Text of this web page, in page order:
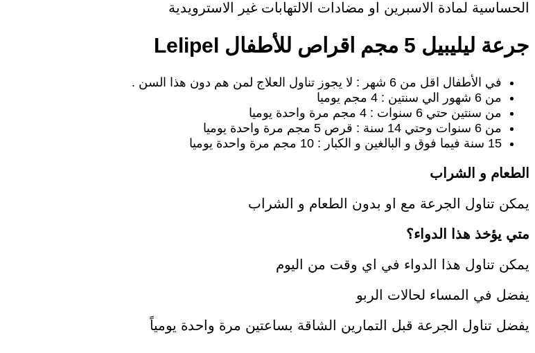
الحساسية لمادة الاسبرين او مضادات الالتهابات غير الاسترويدية
جرعة ليليبيل 5 مجم اقراص للأطفال Lelipel
في الأطفال اقل من 6 شهر : لا يجوز تناول العلاج لمن هم دون هذا السن .
من 6 شهور الي سنتين : 4 مجم يوميا
من سنتين حتي 6 سنوات : 4 مجم مرة واحدة يوميا
من 6 سنوات وحتي 14 سنة : قرص 5 مجم مرة واحدة يوميا
15 سنة فيما فوق و البالغين و الكبار : 10 مجم مرة واحدة يوميا
الطعام و الشراب
يمكن تناول الجرعة مع او بدون الطعام و الشراب
متي يؤخذ هذا الدواء؟
يمكن تناول هذا الدواء في اي وقت من اليوم
يفضل في المساء لحالات الربو
يفضل تناول الجرعة قبل التمارين الشاقة بساعتين مرة واحدة يومياً